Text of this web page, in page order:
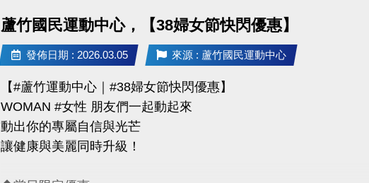
蘆竹國民運動中心，【38婦女節快閃優惠】
發佈日期 : 2026.03.05 來源 : 蘆竹國民運動中心
【#蘆竹運動中心｜#38婦女節快閃優惠】
WOMAN #女性 朋友們一起動起來
動出你的專屬自信與光芒
讓健康與美麗同時升級！